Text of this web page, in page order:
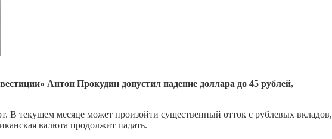
Антон Прокудин допустил падение доллара до 45 рублей,
В текущем месяце может произойти существенный отток с рублевых вкладов,
валюта продолжит падать.